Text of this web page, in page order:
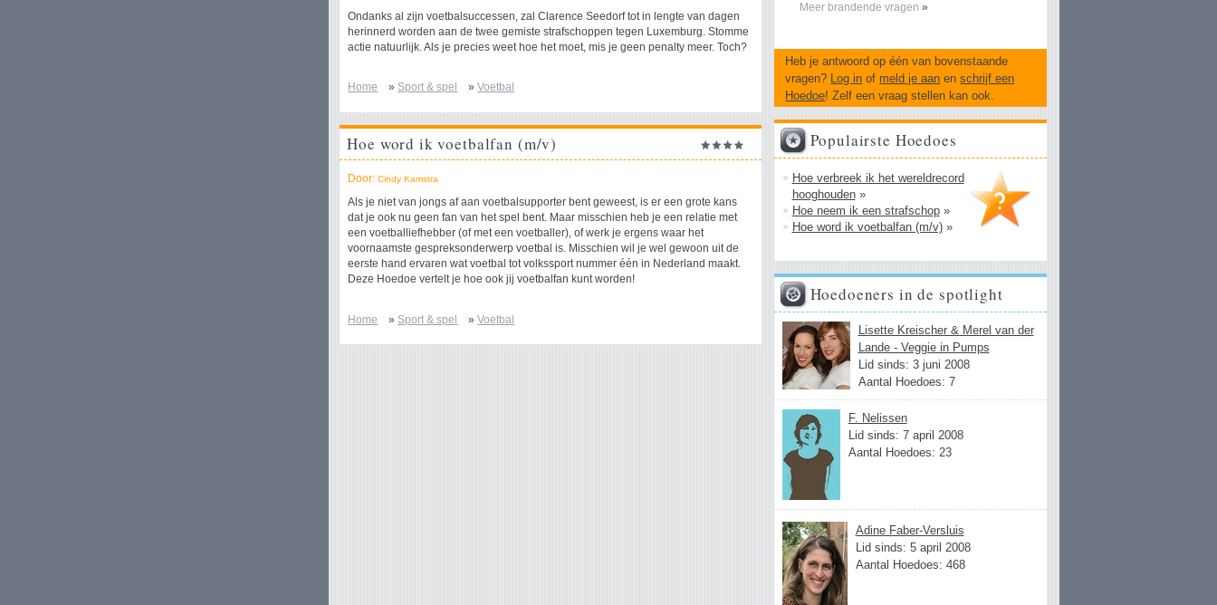
Ondanks al zijn voetbalsuccessen, zal Clarence Seedorf tot in lengte van dagen
herinnerd worden aan de twee gemiste strafschoppen tegen Luxemburg. Stomme
actie natuurlijk. Als je precies weet hoe het moet, mis je geen penalty meer. Toch?
Home » Sport & spel »Voetbal
Hoe word ik voetbalfan (m/v)
Door:Cindy Kamstra
Als je niet van jongs af aan voetbalsupporter bent geweest, is er een grote kans
dat je ook nu geen fan van het spel bent. Maar misschien heb je een relatie met
een voetballiefhebber (of met een voetballer), of werk je ergens waar het
voornaamste gespreksonderwerp voetbal is. Misschien wil je wel gewoon uit de
eerste hand ervaren wat voetbal tot volkssport nummer één in Nederland maakt.
Deze Hoedoe vertelt je hoe ook jij voetbalfan kunt worden!
Home » Sport & spel »Voetbal
Meer brandende vragen »
Heb je antwoord op één van bovenstaande
vragen? Log in of meld je aan enschrijf een
Hoedoe! Zelf een vraag stellen kan ook.
Populairste Hoedoes
Hoe verbreek ik het wereldrecord
hooghouden»
Hoe neem ik een strafschop»
Hoe word ik voetbalfan (m/v)»
Hoedoeners in de spotlight
Lisette Kreischer & Merel van der
Lande - Veggie in Pumps
Lid sinds: 3 juni 2008
Aantal Hoedoes: 7
F. Nelissen
Lid sinds: 7 april 2008
Aantal Hoedoes: 23
Adine Faber-Versluis
Lid sinds: 5 april 2008
Aantal Hoedoes: 468